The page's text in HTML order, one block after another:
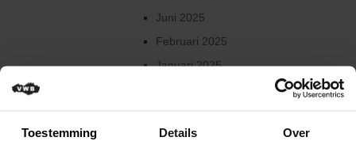
Toestemming Details Over
Verkeersregels
Juni 2025
Februari 2025
Januari 2025